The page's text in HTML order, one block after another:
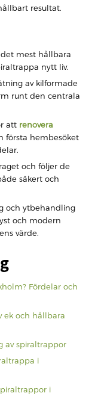
resultat.
mest hållbara
nytt liv.
av kilformade
runt den centrala
att renovera
första hembesöket
och följer de
säkert och
och ytbehandling
och modern
värde.
Fördelar och
ek och hållbara
av spiraltrappor
i
i